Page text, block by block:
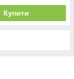
Купити